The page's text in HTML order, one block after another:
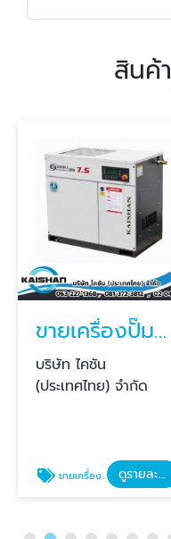
สินค้
ขายเครื่องปั๊มลมอุตสาหกรรม ราคาถูก
บริษัท ไคชัน
(ประเทศไทย) จำกัด
ขายเครื่องปั๊มลมอุตสาหกรรม ราคาถูก ดูรายละเอียด